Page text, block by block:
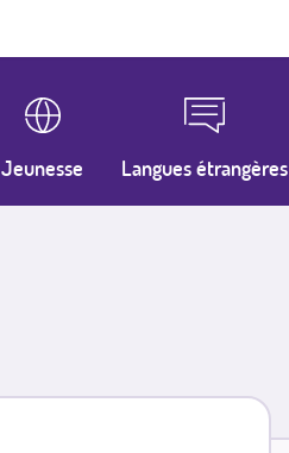
Jeunesse Langues étrangères